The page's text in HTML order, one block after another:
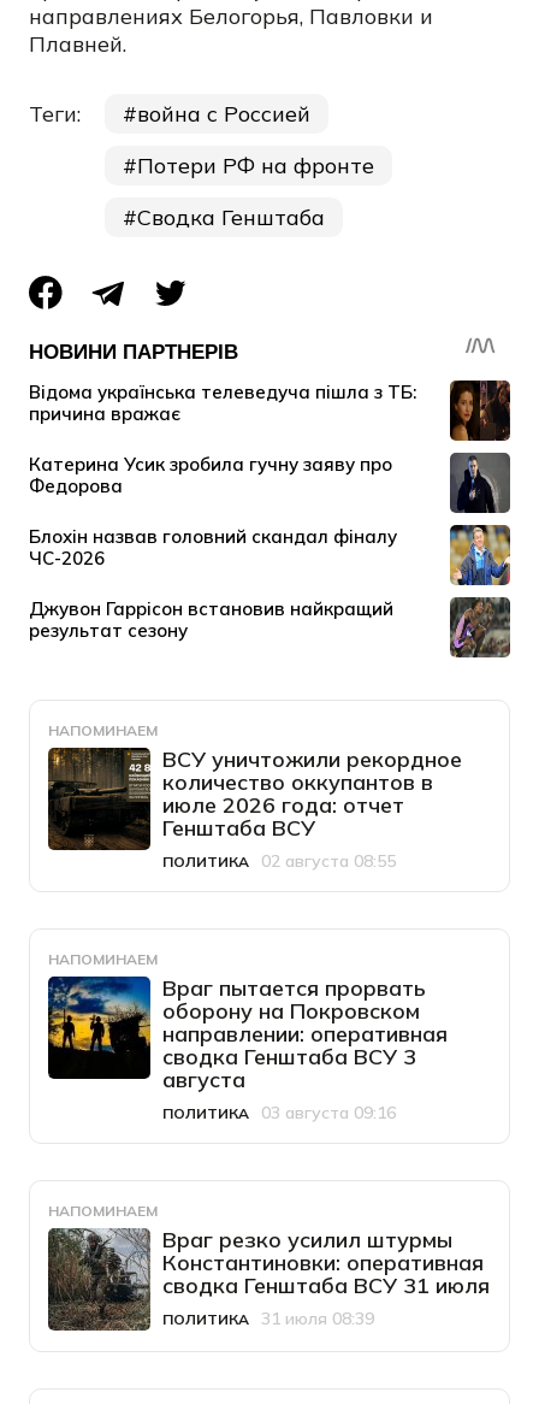
направлениях Белогорья, Павловки и
Плавней.
Теги:
война с Россией
Потери РФ на фронте
Сводка Генштаба
НАПОМИНАЕМ
ВСУ уничтожили рекордное
количество оккупантов в
июле 2026 года: отчет
Генштаба ВСУ
Категория
ПОЛИТИКА
Дата публикации
02 августа 08:55
НАПОМИНАЕМ
Враг пытается прорвать
оборону на Покровском
направлении: оперативная
сводка Генштаба ВСУ 3
августа
Категория
ПОЛИТИКА
Дата публикации
03 августа 09:16
НАПОМИНАЕМ
Враг резко усилил штурмы
Константиновки: оперативная
сводка Генштаба ВСУ 31 июля
Категория
ПОЛИТИКА
Дата публикации
31 июля 08:39